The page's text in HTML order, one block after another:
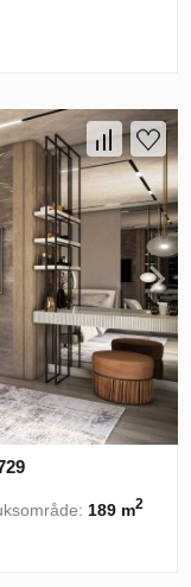
189 m2